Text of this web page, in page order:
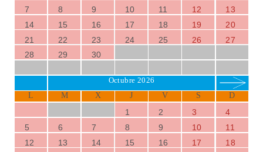
7
8 9 10 11 12
13
14
15 16 17 18 19
20
21
22 23 24 25 26
27
28
29 30
Octubre 2026
L M X J V S D
1 2 3
4
5
6 7 8 9 10
11
12
13 14 15 16 17
18